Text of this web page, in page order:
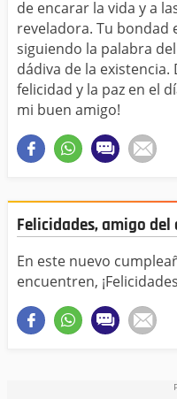
de encarar la vida y a
reveladora. Tu bondad
siguiendo la palabra
dádiva de la existencia.
felicidad y la paz en el
mi buen amigo!
Felicidades, amigo del
En este nuevo
encuentren,